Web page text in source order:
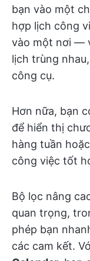
bạn vào một
hợp lịch công
vào một nơi —
lịch trùng
công cụ.
Hơn nữa, bạn
để hiển thị
hàng tuần
công việc tốt
Bộ lọc nâng
quan trọng,
phép bạn
các cam kết.